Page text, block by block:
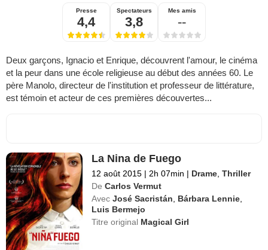
Presse
4,4
Spectateurs
3,8
Mes amis
--
Deux garçons, Ignacio et Enrique, découvrent l'amour, le cinéma
et la peur dans une école religieuse au début des années 60. Le
père Manolo, directeur de l'institution et professeur de littérature,
est témoin et acteur de ces premières découvertes...
La Nina de Fuego
12 août 2015 | 2h 07min | Drame ,Thriller
De Carlos Vermut
Avec José Sacristán Bárbara Lennie
Luis Bermejo
Titre original Magical Girl